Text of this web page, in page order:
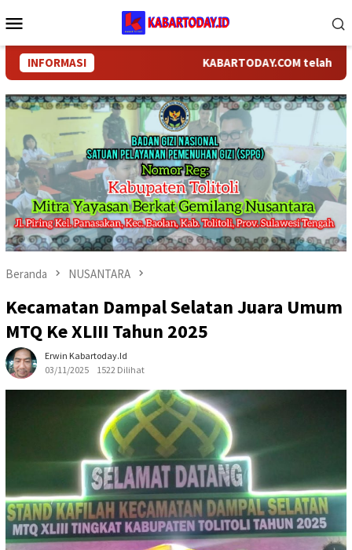
ke
Mobile
INFORMASI KABARTODAY.COM telah
Beranda NUSANTARA
Kecamatan Dampal Selatan Juara Umum
MTQ Ke XLIII Tahun 2025
Erwin Kabartoday.id
03/11/2025
1522 Dilihat